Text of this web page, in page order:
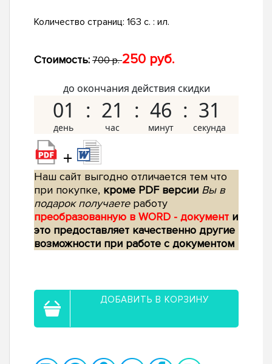
Количество страниц: 163 с. : ил.
Стоимость: 700 р.250 руб.
до окончания действия скидки
01 21 46 30
+
Наш сайт выгодно отличается тем что
при покупке, кроме PDF версии Вы в
подарок получаетеработу
преобразованную в WORD - документ и
это предоставляет качественно другие
возможности при работе с документом
ДОБАВИТЬ В КОРЗИНУ